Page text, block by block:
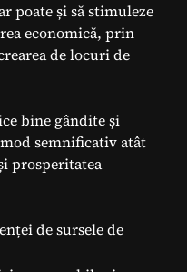
poate și să stimuleze
economică, prin
de locuri de
bine gândite și
semnificativ atât
prosperitatea
de sursele de